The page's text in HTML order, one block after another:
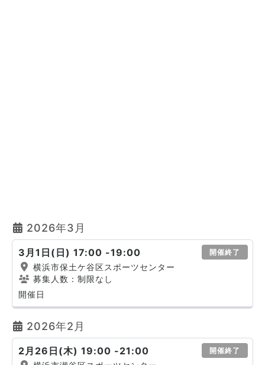
2026年3月
3月1日(日) 17:00 -19:00 開催終了
横浜市保土ケ谷区スポーツセンター
募集人数：制限なし
開催日
2026年2月
2月26日(木) 19:00 -21:00 開催終了